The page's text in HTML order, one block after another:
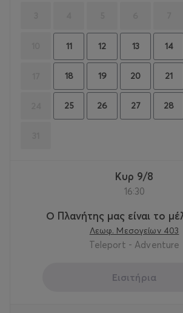
11 12 13 14
18 19 20 21
25 26 27 28
Κυρ 9/8
16:30
Ο Πλανήτης μας είναι το
Λεωφ. Μεσογείων 403
Teleport - Adventure
Εισιτήρια